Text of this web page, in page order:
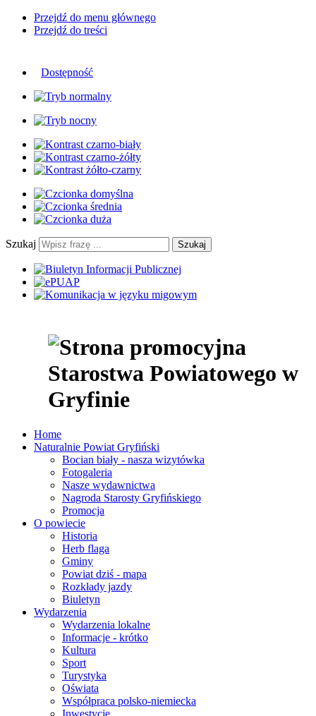
Przejdź do menu głównego
Przejdź do treści
Dostępność
Szukaj Szukaj
Home
Naturalnie Powiat Gryfiński
Bocian biały - nasza wizytówka
Fotogaleria
Nasze wydawnictwa
Nagroda Starosty Gryfińskiego
Promocja
O powiecie
Historia
Herb flaga
Gminy
Powiat dziś - mapa
Rozkłady jazdy
Biuletyn
Wydarzenia
Wydarzenia lokalne
Informacje - krótko
Kultura
Sport
Turystyka
Oświata
Współpraca polsko-niemiecka
Inwestycje